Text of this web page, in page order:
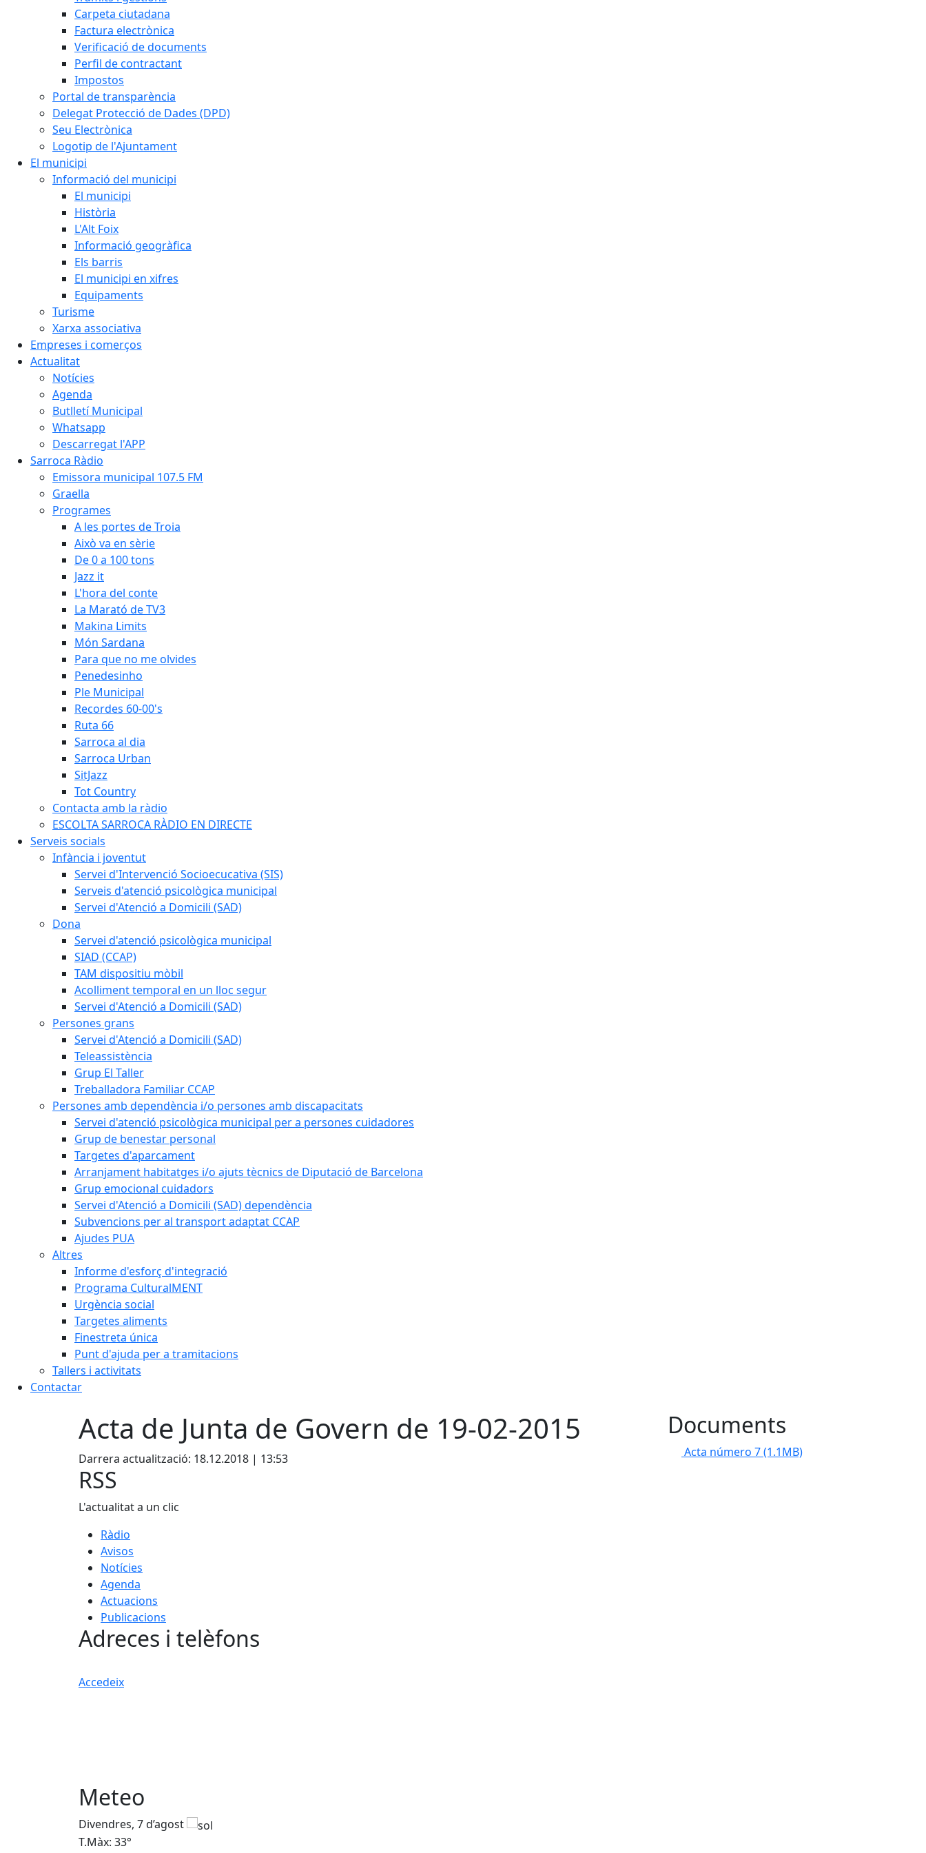
Carpeta ciutadana
Factura electrònica
Verificació de documents
Perfil de contractant
Impostos
Portal de transparència
Delegat Protecció de Dades (DPD)
Seu Electrònica
Logotip de l'Ajuntament
El municipi
Informació del municipi
El municipi
Història
L'Alt Foix
Informació geogràfica
Els barris
El municipi en xifres
Equipaments
Turisme
Xarxa associativa
Empreses i comerços
Actualitat
Notícies
Agenda
Butlletí Municipal
Whatsapp
Descarregat l'APP
Sarroca Ràdio
Emissora municipal 107.5 FM
Graella
Programes
A les portes de Troia
Això va en sèrie
De 0 a 100 tons
Jazz it
L'hora del conte
La Marató de TV3
Makina Limits
Món Sardana
Para que no me olvides
Penedesinho
Ple Municipal
Recordes 60-00's
Ruta 66
Sarroca al dia
Sarroca Urban
SitJazz
Tot Country
Contacta amb la ràdio
ESCOLTA SARROCA RÀDIO EN DIRECTE
Serveis socials
Infància i joventut
Servei d'Intervenció Socioecucativa (SIS)
Serveis d'atenció psicològica municipal
Servei d'Atenció a Domicili (SAD)
Dona
Servei d'atenció psicològica municipal
SIAD (CCAP)
TAM dispositiu mòbil
Acolliment temporal en un lloc segur
Servei d'Atenció a Domicili (SAD)
Persones grans
Servei d'Atenció a Domicili (SAD)
Teleassistència
Grup El Taller
Treballadora Familiar CCAP
Persones amb dependència i/o persones amb discapacitats
Servei d'atenció psicològica municipal per a persones cuidadores
Grup de benestar personal
Targetes d'aparcament
Arranjament habitatges i/o ajuts tècnics de Diputació de Barcelona
Grup emocional cuidadors
Servei d'Atenció a Domicili (SAD) dependència
Subvencions per al transport adaptat CCAP
Ajudes PUA
Altres
Informe d'esforç d'integració
Programa CulturalMENT
Urgència social
Targetes aliments
Finestreta única
Punt d'ajuda per a tramitacions
Tallers i activitats
Contactar
Acta de Junta de Govern de 19-02-2015
Darrera actualització: 18.12.2018 | 13:53
Documents
Acta número 7(1.1MB)
RSS
L'actualitat a un clic
Ràdio
Avisos
Notícies
Agenda
Actuacions
Publicacions
Adreces i telèfons
Accedeix
Meteo
Divendres, 7 d’agost
T.Màx: 33°